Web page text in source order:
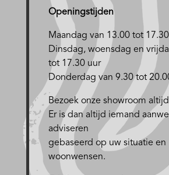
Openingstijden
Maandag van 13.00 tot
Dinsdag, woensdag en
tot 17.30 uur
Donderdag van 9.30 tot
Bezoek onze showroom
Er is dan altijd iemand
adviseren
gebaseerd op uw situatie en
woonwensen.